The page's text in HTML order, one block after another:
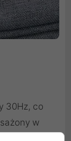
30Hz, co
w